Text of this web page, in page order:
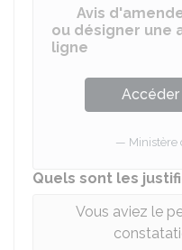
Avis
ou désigner une
ligne
Accéder
Ministère
Quels sont les
Vous aviez le